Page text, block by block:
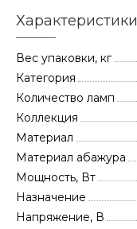
Характеристики
Вес упаковки, кг
Категория
Количество ламп
Коллекция
Материал
Материал абажура
Мощность, Вт
Назначение
Напряжение, В